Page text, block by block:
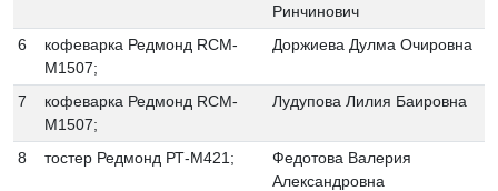
Ринчинович
6
кофеварка Редмонд RCM-
M1507;
Доржиева Дулма Очировна
7
кофеварка Редмонд RCM-
M1507;
Лудупова Лилия Баировна
8 тостер Редмонд РТ-М421;
Федотова Валерия
Александровна